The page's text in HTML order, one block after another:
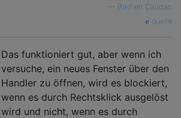
Bastien Caudan
quelle
Das funktioniert gut, aber wenn ich
versuche, ein neues Fenster über den
Handler zu öffnen, wird es blockiert,
wenn es durch Rechtsklick ausgelöst
wird und nicht, wenn es durch